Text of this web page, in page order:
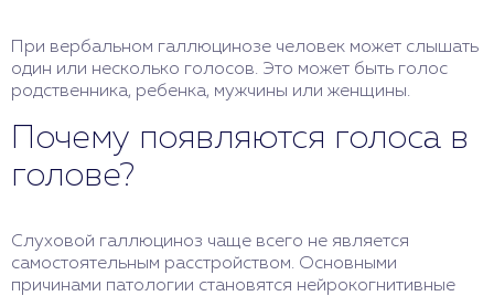
При вербальном галлюцинозе человек может слышать
один или несколько голосов. Это может быть голос
родственника, ребенка, мужчины или женщины.
Почему появляются голоса в
голове?
Слуховой галлюциноз чаще всего не является
самостоятельным расстройством. Основными
причинами патологии становятся нейрокогнитивные